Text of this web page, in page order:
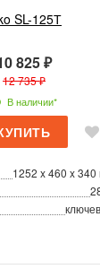
SL-125Т
825 ₽
12 735 ₽
В наличии*
1252 x 460 x